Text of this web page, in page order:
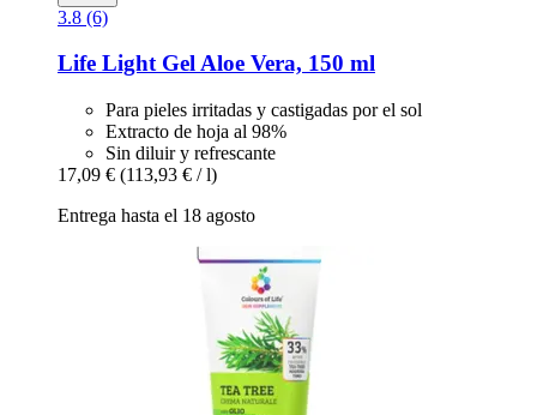
3.8 (6)
Life LightGel Aloe Vera, 150 ml
Para pieles irritadas y castigadas por el sol
Extracto de hoja al 98%
Sin diluir y refrescante
17,09 € (113,93 € / l)
Entrega hasta el 18 agosto